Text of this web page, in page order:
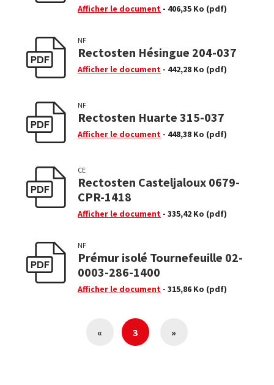
Afficher le document - 406,35 Ko (pdf)
NF
Rectosten Hésingue 204-037
Afficher le document - 442,28 Ko (pdf)
NF
Rectosten Huarte 315-037
Afficher le document - 448,38 Ko (pdf)
CE
Rectosten Casteljaloux 0679-
CPR-1418
Afficher le document - 335,42 Ko (pdf)
NF
Prémur isolé Tournefeuille 02-
0003-286-1400
Afficher le document - 315,86 Ko (pdf)
« 3 »